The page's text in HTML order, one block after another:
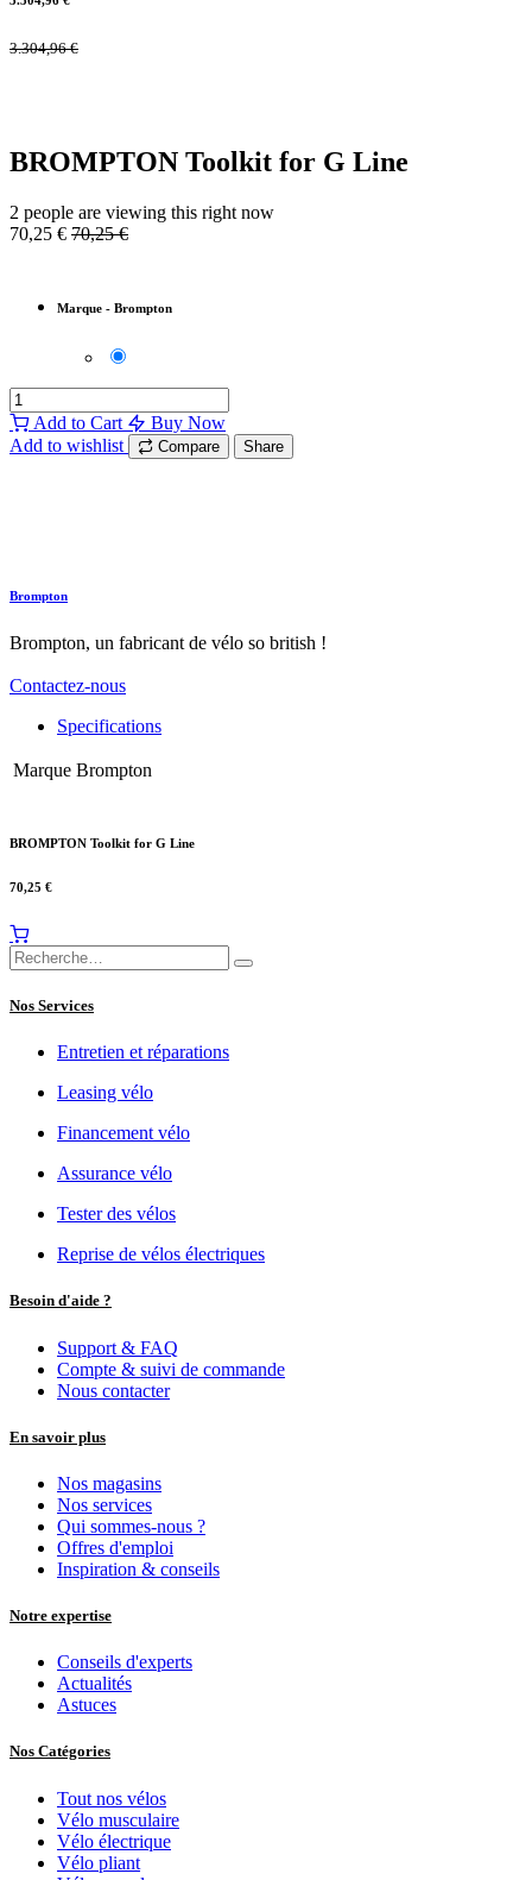
3.304,96€
BROMPTON Toolkit for G Line
2 people are viewing this right now
70,25 € 70,25€
Marque - Brompton
Add to Cart
Buy Now
Add to wishlist
Compare Share
Brompton
Brompton, un fabricant de vélo so british !
Contactez-nous
Specifications
Marque Brompton
BROMPTON Toolkit for G Line
70,25 €
Nos Services
Entretien et réparations
Leasing vélo
Financement vélo
Assurance vélo
Tester des vélos
Reprise de vélos électriques
Besoin d'aide ?
Support & FAQ
Compte & suivi de commande
Nous contacter
En savoir plus
Nos magasins
Nos services
Qui sommes-nous ?
Offres d'emploi
Inspiration & conseils
Notre expertise
Conseils d'experts
Actualités
Astuces
Nos Catégories
Tout nos vélos
Vélo musculaire
Vélo électrique
Vélo pliant